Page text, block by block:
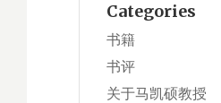
Categories
书籍
书评
关于马凯硕教授